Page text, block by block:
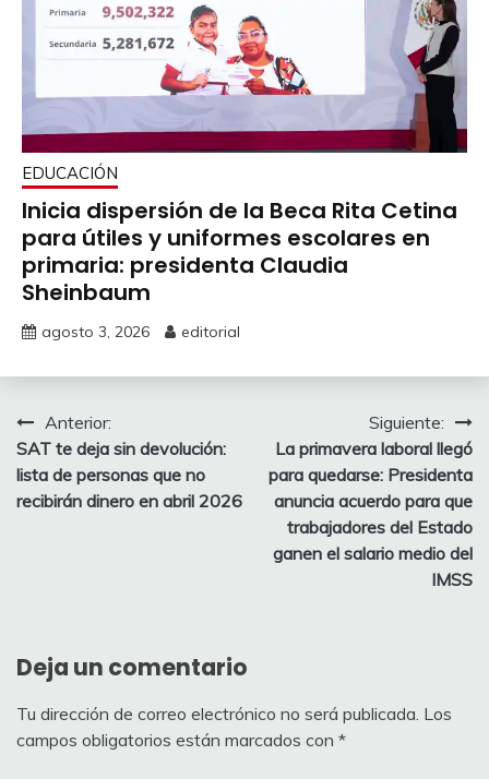
EDUCACIÓN
Inicia dispersión de la Beca Rita Cetina
para útiles y uniformes escolares en
primaria: presidenta Claudia
Sheinbaum
agosto 3, 2026 editorial
Navegación
de
entradas
Anterior:
SAT te deja sin devolución:
lista de personas que no
recibirán dinero en abril 2026
Siguiente:
La primavera laboral llegó
para quedarse: Presidenta
anuncia acuerdo para que
trabajadores del Estado
ganen el salario medio del
IMSS
Deja un comentario
Tu dirección de correo electrónico no será publicada. Los
campos obligatorios están marcados con *